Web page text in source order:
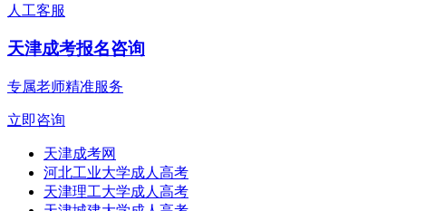
人工客服
天津成考报名咨询
专属老师精准服务
立即咨询
天津成考网
河北工业大学成人高考
天津理工大学成人高考